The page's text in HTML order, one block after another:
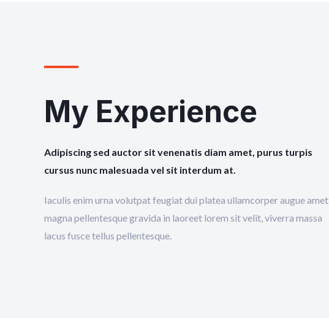
My Experience
Adipiscing sed auctor sit venenatis diam amet, purus turpis
cursus nunc malesuada vel sit interdum at.
Iaculis enim urna volutpat feugiat dui platea ullamcorper augue amet
magna pellentesque gravida in laoreet lorem sit velit, viverra massa
lacus fusce tellus pellentesque.